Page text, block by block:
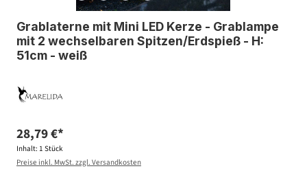
Grablaterne mit Mini LED Kerze - Grablampe
mit 2 wechselbaren Spitzen/Erdspieß - H:
51cm - weiß
28,79 €*
Inhalt: 1 Stück
Preise inkl. MwSt. zzgl. Versandkosten